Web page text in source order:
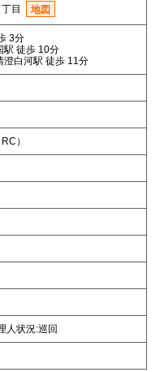
目 地図
3分
駅 徒歩 10分
澄白河駅 徒歩 11分
）
人状況:巡回